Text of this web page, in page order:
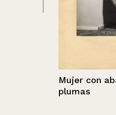
Mujer con
plumas